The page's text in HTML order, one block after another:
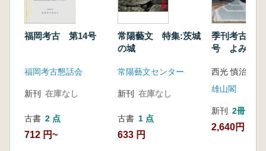
福岡考古 第14号
福岡考古懇話会
新刊 在庫なし
古書 2 点
712 円~
常陽藝文 特集:茨城
の城
常陽藝文センター
新刊 在庫なし
古書 1 点
633 円
季刊考古学
号 よみがえ
西光 慎治 編
雄山閣
新刊 2冊
2,640円